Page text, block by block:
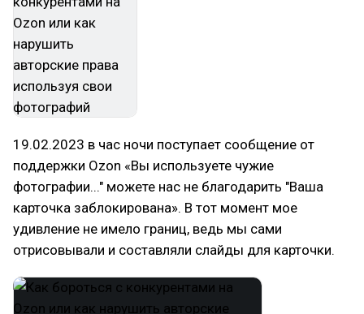
19.02.2023 в час ночи поступает сообщение от
поддержки Ozon «Вы используете чужие
фотографии..." можете нас не благодарить "Ваша
карточка заблокирована». В тот момент мое
удивление не имело границ, ведь мы сами
отрисовывали и составляли слайды для карточки.